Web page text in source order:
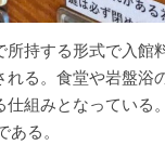
所持する形式で入館
れる。食堂や岩盤浴
仕組みとなっている
ある。